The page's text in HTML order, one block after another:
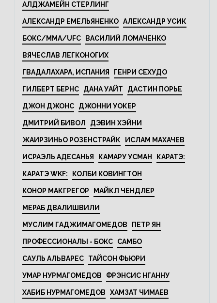
АЛДЖАМЕЙН СТЕРЛИНГ
АЛЕКСАНДР ЕМЕЛЬЯНЕНКО АЛЕКСАНДР УСИК
БОКС/MMA/UFC ВАСИЛИЙ ЛОМАЧЕНКО
ВЯЧЕСЛАВ ЛЕГКОНОГИХ
ГВАДАЛАХАРА, ИСПАНИЯ ГЕНРИ СЕХУДО
ГИЛБЕРТ БЕРНС ДАНА УАЙТ ДАСТИН ПОРЬЕ
ДЖОН ДЖОНС ДЖОННИ УОКЕР
ДМИТРИЙ БИВОЛ ДЭВИН ХЭЙНИ
ЖАИРЗИНЬО РОЗЕНСТРАЙК ИСЛАМ МАХАЧЕВ
ИСРАЭЛЬ АДЕСАНЬЯ КАМАРУ УСМАН КАРАТЭ:
КАРАТЭ WKF: КОЛБИ КОВИНГТОН
КОНОР МАКГРЕГОР МАЙКЛ ЧЕНДЛЕР
МЕРАБ ДВАЛИШВИЛИ
МУСЛИМ ГАДЖИМАГОМЕДОВ ПЕТР ЯН
ПРОФЕССИОНАЛЫ - БОКС САМБО
САУЛЬ АЛЬВАРЕС ТАЙСОН ФЬЮРИ
УМАР НУРМАГОМЕДОВ ФРЭНСИС НГАННУ
ХАБИБ НУРМАГОМЕДОВ ХАМЗАТ ЧИМАЕВ